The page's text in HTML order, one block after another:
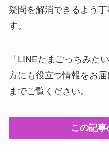
疑問を解消できるよう
す。
「LINEたまごっちみた
方にも役立つ情報をお
までご覧ください。
この記事